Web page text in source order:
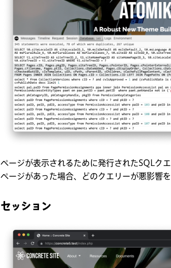
ページが表示されるために発行されたSQLク
ページがあった場合、どのクエリーが悪影響
セッション